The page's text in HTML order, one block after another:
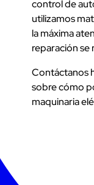
control de
utilizamos
la máxima
reparación se
Contáctanos
sobre cómo
maquinaria